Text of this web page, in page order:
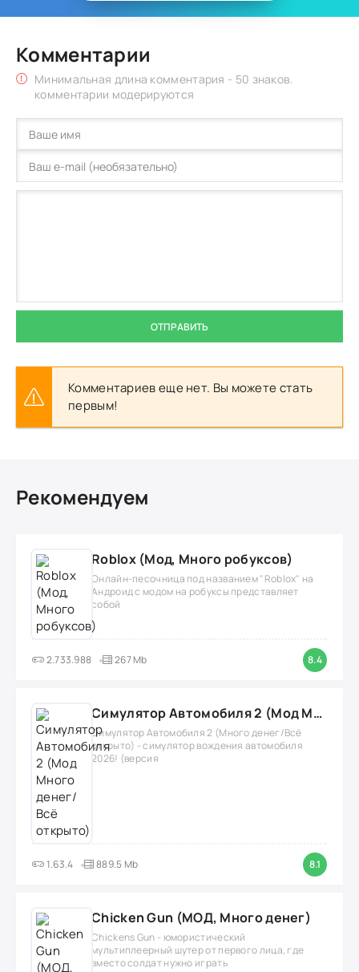
Комментарии
Минимальная длина комментария - 50 знаков.
комментарии модерируются
ОТПРАВИТЬ
Комментариев еще нет. Вы можете стать
первым!
Рекомендуем
Roblox (Мод, Много робуксов)
Онлайн-песочница под названием "Roblox" на
Андроид с модом на робуксы представляет
собой
2.733.988 267 Mb 8.4
Симулятор Автомобиля 2 (Мод Много денег/Всё открыто)
Симулятор Автомобиля 2 (Много денег/Всё
открыто) - симулятор вождения автомобиля
2026! (версия
1.63.4 889.5 Mb 8.1
Chicken Gun (МОД, Много денег)
Chickens Gun - юмористический
мультиплеерный шутер от первого лица, где
вместо солдат нужно играть